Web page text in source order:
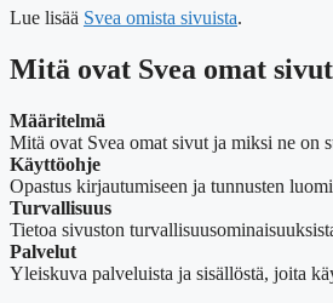
Lue lisää Svea omista sivuista.
Mitä ovat Svea omat
Määritelmä
Mitä ovat Svea omat sivut ja miksi ne on
Käyttöohje
Opastus kirjautumiseen ja tunnusten
Turvallisuus
Tietoa sivuston
Palvelut
Yleiskuva palveluista ja sisällöstä, joita